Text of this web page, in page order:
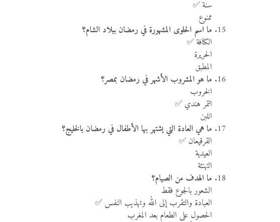
سنة ✅
ممنوع
ما اسم الحلوى المشهورة في رمضان ببلاد الشام؟
الكنافة ✅
الحريرة
المطبق
ما هو المشروب الأشهر في رمضان بمصر؟
الخروب
التمر هندي ✅
اللبن
ما هي العادة التي يشتهر بها الأطفال في رمضان بالخليج؟
القرقيعان ✅
العيدية
التهنئة
ما الهدف من الصيام؟
الشعور بالجوع فقط
العبادة والتقرب إلى الله وتهذيب النفس ✅
الحصول على الطعام بعد المغرب